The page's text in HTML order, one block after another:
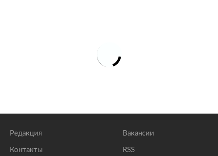
Редакция
Контакты
Вакансии
RSS